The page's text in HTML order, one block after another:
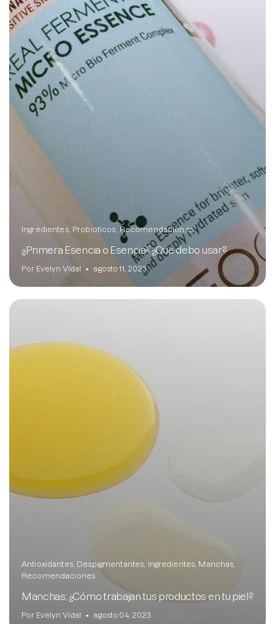
Protector Solar en Barra No.1
Parche para granitos
Rastrear mi Pedido
Parches para granitos internos
Parches para manchitas pos acné
Ingredientes Probioticos Recomendaciones
¿Primera Esencia o Esencia? ¿Qué debo usar?
Por Evelyn Vidal agosto 11, 2023
Antioxidantes Despigmentantes Ingredientes Manchas
Recomendaciones
Manchas: ¿Cómo trabajan tus productos en tu piel?
Por Evelyn Vidal agosto 04, 2023